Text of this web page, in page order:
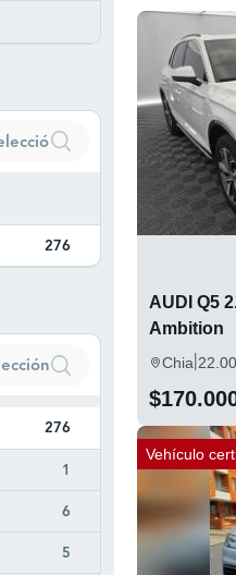
276
276
1
6
5
AUDI Q5
Ambition
Chia|
Vehículo